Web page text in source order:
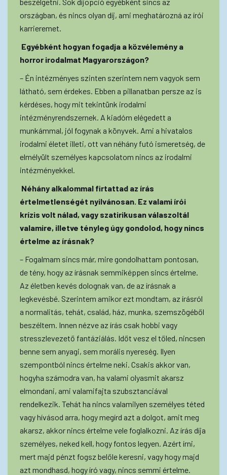
országban, és nincs olyan díj, ami meghatározná az írói
karrieremet.
Egyébként hogyan fogadja a közvélemény a
horror irodalmat Magyarországon?
– Én intézményes szinten szerintem nem vagyok sem
látható, sem érdekes. Ebben a pillanatban persze az is
kérdéses, hogy mit tekintünk irodalmi
intézményrendszernek. A kiadóm elégedett a
munkámmal, jól fogynak a könyvek. Ami a hivatalos
irodalmi életet illeti, ott van néhány futó ismeretség, de
elmélyült személyes kapcsolatom nincs az irodalmi
intézményekkel.
Néhány alkalommal firtattad az írás
értelmetlenségét nyilvánosan. Ez valami írói
krízis volt nálad, vagy szatirikusan válaszoltál
valamire, illetve tényleg úgy gondolod, hogy nincs
értelme az írásnak?
– Fogalmam sincs már, mire gondolhattam pontosan,
de tény, hogy az írásnak semmiképpen sincs értelme.
Az életben kevés dolognak van, de az írásnak a
legkevésbé. Szerintem amikor ezt mondtam, az írásról
a normalitás, tehát, család, ház, munka, szemszögéből
beszéltem. Innen nézve az írás csak hobbi vagy
stresszlevezető fantáziálás. Időt vesz el tőled, nincsen
benne sem anyagi, sem morális nyereség. Ilyen
szempontból nincs értelme neki. Csakis akkor van,
hogyha számodra van, ha valami olyasmit akarsz
elmondani, ami valamifajta szubsztanciával
rendelkezik. Tehát ha nincs valamilyen személyes téted
vagy hívásod arra, hogy megírd azt a dolgot, amit meg
akarsz, akkor nincs értelme vele foglalkozni. Az írás díja
személyes, neked kell, hogy fontos legyen. Azért írni,
mert majd pénzt fogsz belőle keresni, vagy hogy majd
azt mondhasd, hogy író vagy, nincs semmi értelme.